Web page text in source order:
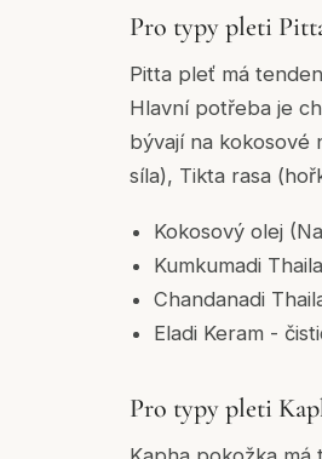
Pro typy pleti
Pitta pleť má
Hlavní potřeba je
bývají na kokosové
síla), Tikta rasa
Kokosový olej
Kumkumadi
Chandanadi
Eladi Keram -
Pro typy pleti